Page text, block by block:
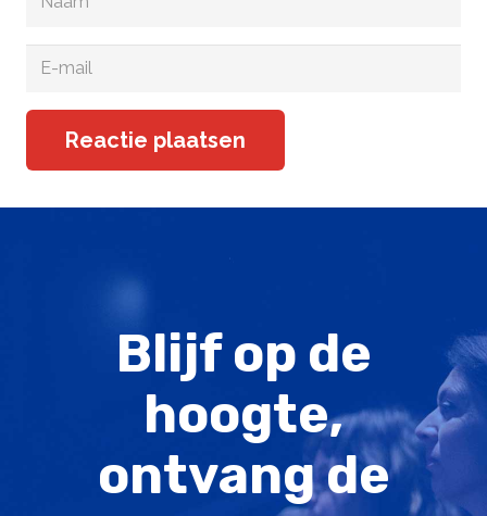
Reactie plaatsen
Blijf op de
hoogte,
ontvang de